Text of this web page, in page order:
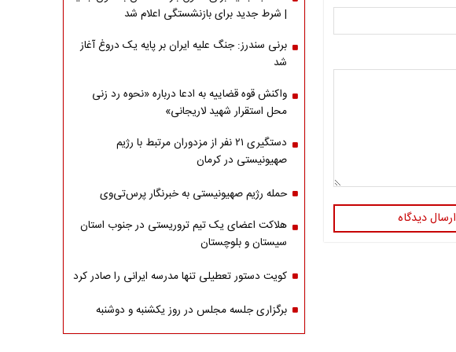
ارسال دیدگاه
| شرط جدید برای بازنشستگی اعلام شد
برنی سندرز: جنگ علیه ایران بر پایه یک دروغ آغاز
شد
واکنش قوه قضاییه به ادعا درباره «نحوه رد زنی
محل استقرار شهید لاریجانی»
دستگیری ۲۱ نفر از مزدوران مرتبط با رژیم
صهیونیستی در کرمان
حمله رژیم صهیونیستی به خبرنگار پرس‌تی‌وی
هلاکت اعضای یک تیم تروریستی در جنوب استان
سیستان و بلوچستان
کویت دستور تعطیلی تنها مدرسه ایرانی را صادر کرد
برگزاری جلسه مجلس در روز یکشنبه و دوشنبه